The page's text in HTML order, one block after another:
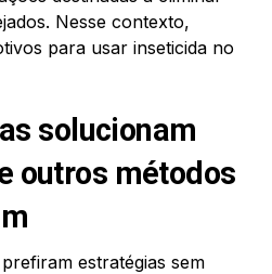
Nesse contexto,
para usar inseticida no
solucionam
outros métodos
estratégias sem